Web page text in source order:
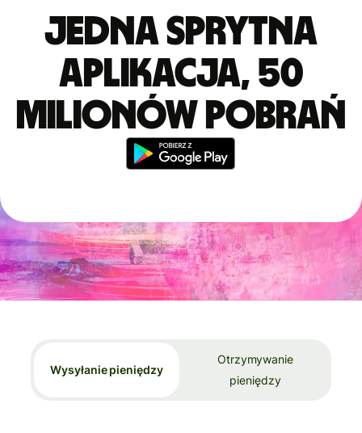
Jedna sprytna
aplikacja, 50
milionów pobrań
Wysyłanie pieniędzy
Otrzymywanie
pieniędzy